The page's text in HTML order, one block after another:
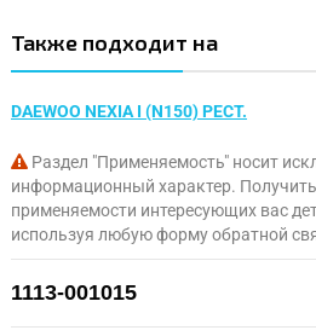
Также подходит на
DAEWOO NEXIA I (N150) РЕСТ.
Раздел "Применяемость" носит
информационный характер.
применяемости интересующих вас
используя любую форму обратной
1113-001015